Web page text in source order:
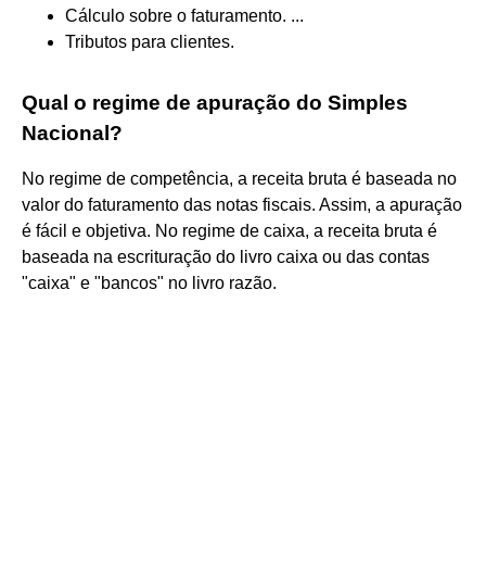
Cálculo sobre o faturamento. ...
Tributos para clientes.
Qual o regime de apuração do Simples
Nacional?
No regime de competência, a receita bruta é baseada no
valor do faturamento das notas fiscais. Assim, a apuração
é fácil e objetiva. No regime de caixa, a receita bruta é
baseada na escrituração do livro caixa ou das contas
"caixa" e "bancos" no livro razão.